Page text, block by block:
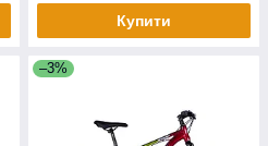
Купити
–3%